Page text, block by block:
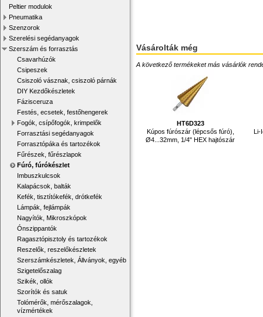
Peltier modulok
Pneumatika
Szenzorok
Szerelési segédanyagok
Szerszám és forrasztás
Csavarhúzók
Csipeszek
Csiszoló vásznak, csiszoló párnák
DIY Kezdőkészletek
Fázisceruza
Festés, ecsetek, festőhengerek
Fogók, csípőfogók, krimpelők
Forrasztási segédanyagok
Forrasztópáka és tartozékok
Fűrészek, fűrészlapok
Fúró, fúrókészlet
Imbuszkulcsok
Kalapácsok, balták
Kefék, tisztítókefék, drótkefék
Lámpák, fejlámpák
Nagyítók, Mikroszkópok
Ónszippantók
Ragasztópisztoly és tartozékok
Reszelők, reszelőkészletek
Szerszámkészletek, Állványok, egyéb
Szigetelőszalag
Szikék, ollók
Szorítók és satuk
Tolómérők, mérőszalagok,
vízmértékek
Vásárolták még
A következő termékeket más vásárlók
HT6D323
Kúpos fúrószár (lépcsős fúró),
Ø4...32mm, 1/4" HEX hajtószár
Li-